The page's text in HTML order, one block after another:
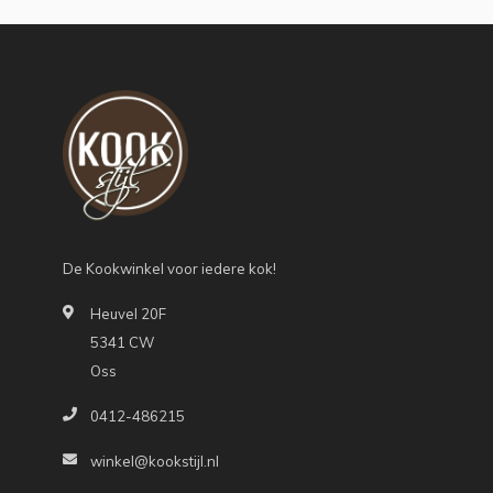
De Kookwinkel voor iedere kok!
Heuvel 20F
5341 CW
Oss
0412-486215
winkel@kookstijl.nl